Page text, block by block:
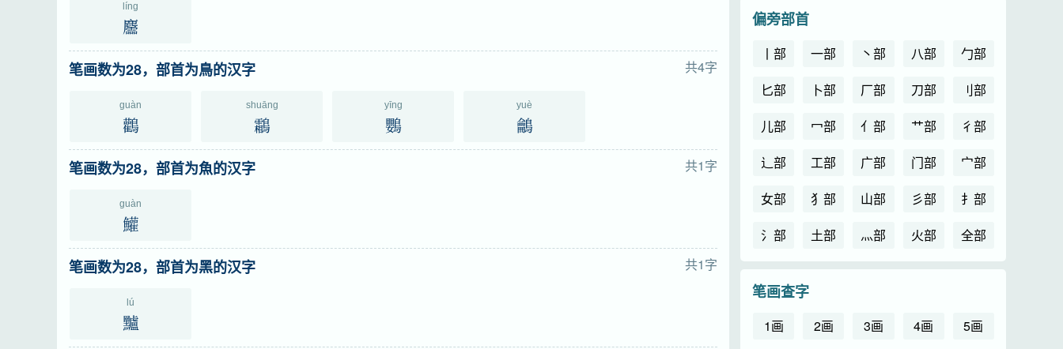
líng
麢
共4字
笔画数为28，部首为鳥的汉字
guàn
鸛
shuāng
鸘
yīng
鸚
yuè
鸙
共1字
笔画数为28，部首为魚的汉字
guàn
鱹
共1字
笔画数为28，部首为黑的汉字
lú
黸
偏旁部首
丨部 一部 丶部 八部
勹部
匕部
卜部 厂部 刀部
刂部
儿部
冖部 亻部 艹部
彳部
辶部
工部 广部 门部
宀部
女部
犭部 山部 彡部
扌部
氵部
土部 灬部 火部 全部
笔画查字
1画 2画 3画 4画
5画